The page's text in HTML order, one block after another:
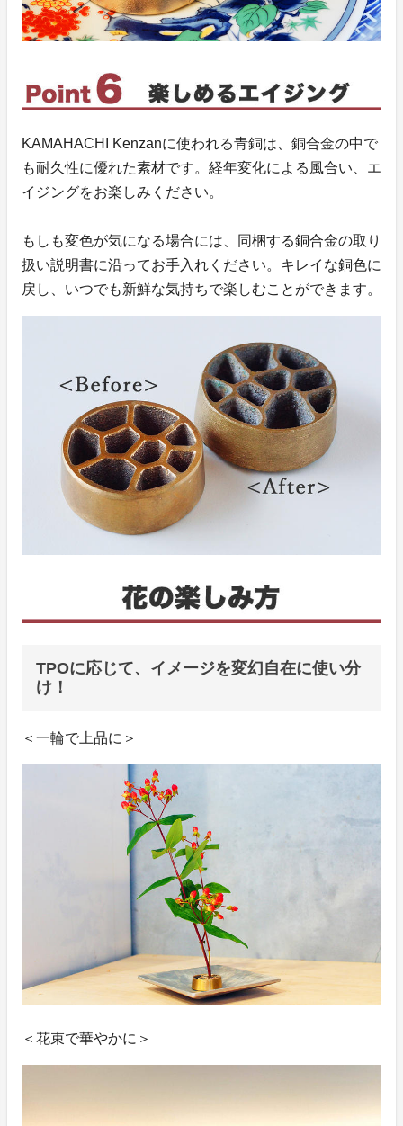
KAMAHACHI Kenzanに使われる青銅は、銅合金の中で
も耐久性に優れた素材です。経年変化による風合い、エ
イジングをお楽しみください。
もしも変色が気になる場合には、同梱する銅合金の取り
扱い説明書に沿ってお手入れください。キレイな銅色に
戻し、いつでも新鮮な気持ちで楽しむことができます。
TPOに応じて、イメージを変幻自在に使い分
け！
＜一輪で上品に＞
＜花束で華やかに＞